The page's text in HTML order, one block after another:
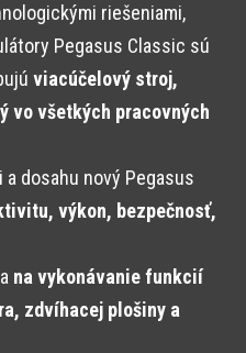
riešeniami,
Pegasus Classic sú
viacúčelový stroj,
vo všetkých pracovných
dosahu nový Pegasus
výkon, bezpečnosť,
na vykonávanie funkcií
zdvíhacej plošiny a